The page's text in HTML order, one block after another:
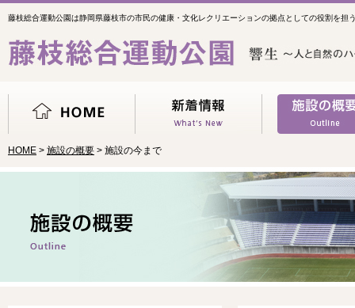
藤枝総合運動公園は静岡県藤枝市の市民の健康・文化レクリエーションの拠点としての役割を担
HOME > 施設の概要 > 施設の今まで